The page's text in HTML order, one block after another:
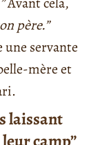
père.”
une servante
mère et
laissant